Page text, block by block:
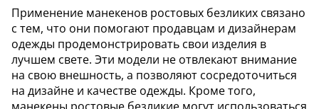
Применение манекенов ростовых безликих связано
с тем, что они помогают продавцам и дизайнерам
одежды продемонстрировать свои изделия в
лучшем свете. Эти модели не отвлекают внимание
на свою внешность, а позволяют сосредоточиться
на дизайне и качестве одежды. Кроме того,
манекены ростовые безликие могут использоваться